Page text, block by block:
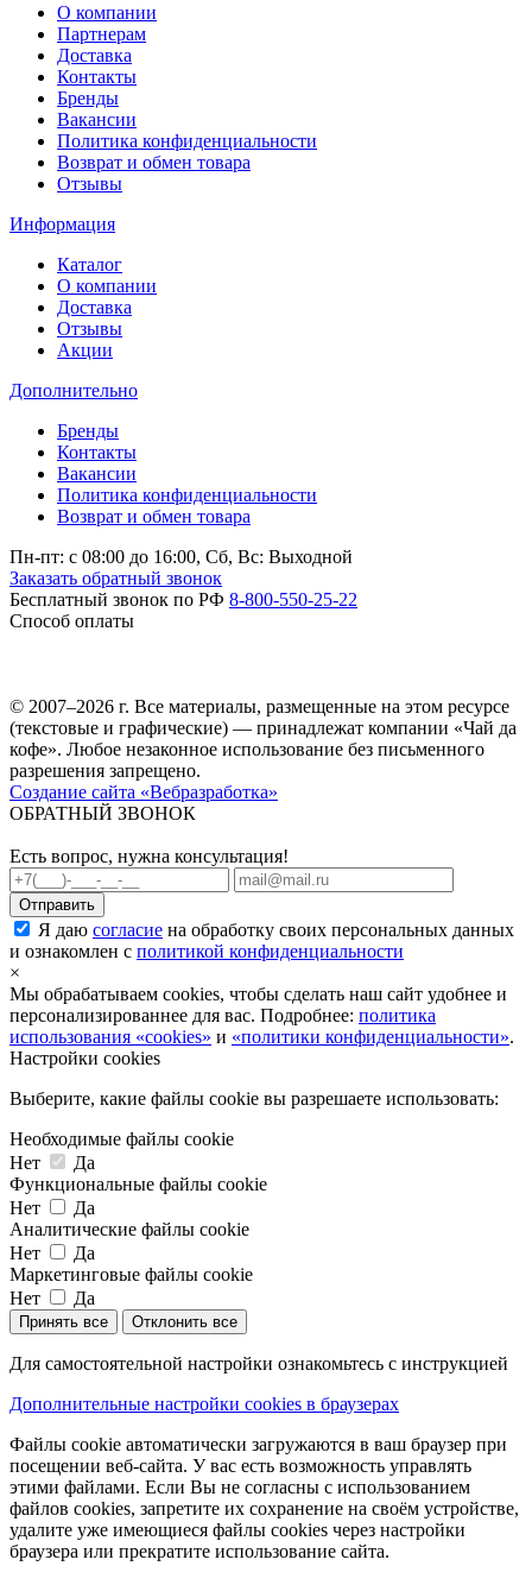
О компании
Партнерам
Доставка
Контакты
Бренды
Вакансии
Политика конфиденциальности
Возврат и обмен товара
Отзывы
Информация
Каталог
О компании
Доставка
Отзывы
Акции
Дополнительно
Бренды
Контакты
Вакансии
Политика конфиденциальности
Возврат и обмен товара
Пн-пт: c 08:00 до 16:00, Сб, Вс: Выходной
Заказать обратный звонок
Бесплатный звонок по РФ 8-800-550-25-22
Способ оплаты
© 2007–2026 г. Все материалы, размещенные на этом ресурсе
(текстовые и графические) — принадлежат компании «Чай да
кофе». Любое незаконное использование без письменного
разрешения запрещено.
Создание сайта «Вебразработка»
ОБРАТНЫЙ ЗВОНОК
Есть вопрос, нужна консультация!
Я даю согласие на обработку своих персональных данных
и ознакомлен с политикой конфиденциальности
×
Мы обрабатываем cookies, чтобы сделать наш сайт удобнее и
персонализированнее для вас. Подробнее: политика
использования «cookies» и «политики конфиденциальности».
Настройки cookies
Выберите, какие файлы cookie вы разрешаете использовать:
Необходимые файлы cookie
Нет
Да
Функциональные файлы cookie
Нет
Да
Аналитические файлы cookie
Нет
Да
Маркетинговые файлы cookie
Нет
Да
Принять все Отклонить все
Для самостоятельной настройки ознакомьтесь с инструкцией
Дополнительные настройки cookies в браузерах
Файлы cookie автоматически загружаются в ваш браузер при
посещении веб-сайта. У вас есть возможность управлять
этими файлами. Если Вы не согласны с использованием
файлов cookies, запретите их сохранение на своём устройстве,
удалите уже имеющиеся файлы cookies через настройки
браузера или прекратите использование сайта.